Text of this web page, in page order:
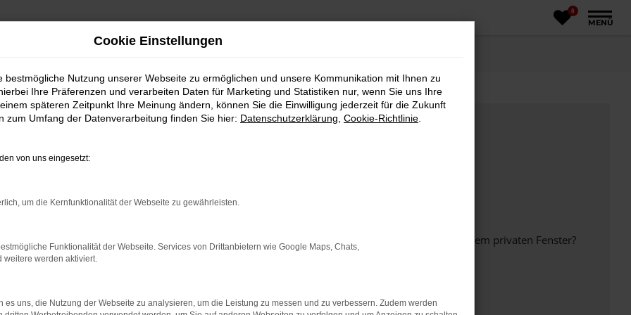
0
MENÜ
bestimmter Seiten verhindern. Funktioniert die Seite in einem anderen Browser oder in einem privaten Fenster?
beheben.
auf dem neuesten Stand sind.
kann auch dazu führen, dass bestimmte Funktionen nicht mehr unterstützt werden.
Cookie Einstellungen
bestmögliche Nutzung unserer Webseite zu ermöglichen und unsere Kommunikation mit Ihnen zu
Ihre Präferenzen und verarbeiten Daten für Marketing und Statistiken nur, wenn Sie uns Ihre
späteren Zeitpunkt Ihre Meinung ändern, können Sie die Einwilligung jederzeit für die Zukunft
zum Umfang der Datenverarbeitung finden Sie hier: Datenschutzerklärung Cookie-Richtlinie
von uns eingesetzt:
um die Kernfunktionalität der Webseite zu gewährleisten.
Funktionalität der Webseite. Services von Drittanbietern wie Google Maps, Chats,
weitere werden aktiviert.
es uns, die Nutzung der Webseite zu analysieren, um die Leistung zu messen und zu verbessern. Zudem werden